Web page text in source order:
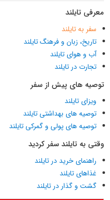
معرفی تایلند
سفر به تایلند
تاریخ، زبان و فرهنگ تایلند
آب و هوای تایلند
تجارت در تایلند
توصیه های پیش از سفر
ویزای تایلند
توصیه های بهداشتی تایلند
توصیه های پولی و گمرکی تایلند
وقتی به تایلند سفر کردید
راهنمای خرید در تایلند
غذاهای تایلند
گشت و گذار در تایلند